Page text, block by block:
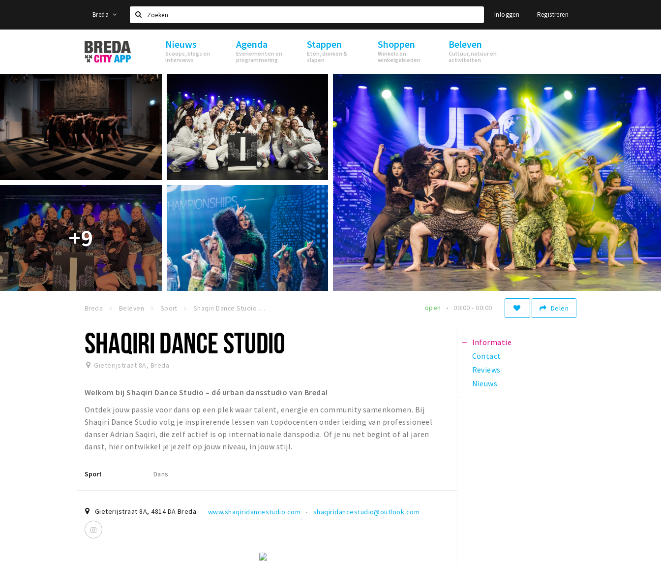
Breda
Zoeken
Inloggen Registreren
Stappen
&
Shoppen
Breda
Nieuws
Scoops, blogs en
interviews
Agenda
Evenementen en
programmering
Stappen
Eten, drinken &
slapen
Shoppen
Winkels en
winkelgebieden
Beleven
Cultuur, natuur en
activiteiten
+9
Breda Beleven Sport Shaqiri Dance Studio Delen
open 00:00 - 00:00
SHAQIRI DANCE STUDIO
Gieterijstraat 8A, Breda
Welkom bij Shaqiri Dance Studio – dé urban dansstudio van Breda!
Ontdek jouw passie voor dans op een plek waar talent, energie en community samenkomen. Bij
Shaqiri Dance Studio volg je inspirerende lessen van topdocenten onder leiding van professioneel
danser Adrian Saqiri, die zelf actief is op internationale danspodia. Of je nu net begint of al jaren
danst, hier ontwikkel je jezelf op jouw niveau, in jouw stijl.
Sport Dans
Gieterijstraat 8A,4814 DA Breda www.shaqiridancestudio.com shaqiridancestudio@outlook.com
Informatie
Contact
Reviews
Nieuws